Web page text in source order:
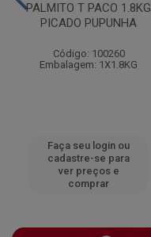
PALMITO T PACO 1.8KG
PICADO PUPUNHA
Código: 100260
Embalagem: 1X1.8KG
Faça seu login ou
cadastre-se para
ver preços e
comprar